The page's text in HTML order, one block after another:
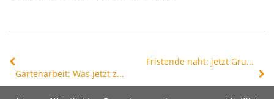
Gartenarbeit: Was jetzt zu tun ist
Fristende naht: jetzt Grundsteuererlass bei Mietausfall beantragen